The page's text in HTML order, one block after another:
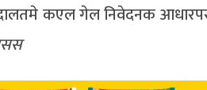
कएल गेल निवेदनक